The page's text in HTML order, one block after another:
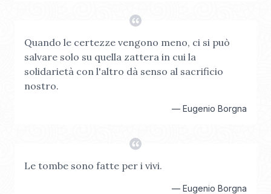
Quando le certezze vengono meno, ci si può
salvare solo su quella zattera in cui la
solidarietà con l'altro dà senso al sacrificio
nostro.
— Eugenio Borgna
Le tombe sono fatte per i vivi.
— Eugenio Borgna